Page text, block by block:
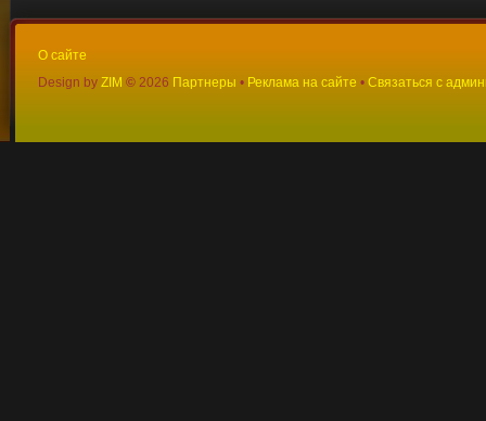
О сайте
Design by ZIM © 2026 Партнеры • Реклама на сайте • Связаться с